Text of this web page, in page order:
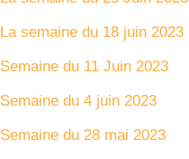
La semaine du 18 juin 2023
Semaine du 11 Juin 2023
Semaine du 4 juin 2023
Semaine du 28 mai 2023